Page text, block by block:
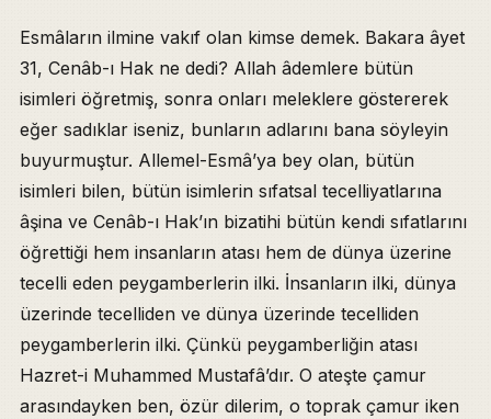
Esmâların ilmine vakıf olan kimse demek. Bakara âyet
31, Cenâb-ı Hak ne dedi? Allah âdemlere bütün
isimleri öğretmiş, sonra onları meleklere göstererek
eğer sadıklar iseniz, bunların adlarını bana söyleyin
buyurmuştur. Allemel-Esmâ’ya bey olan, bütün
isimleri bilen, bütün isimlerin sıfatsal tecelliyatlarına
âşina ve Cenâb-ı Hak’ın bizatihi bütün kendi sıfatlarını
öğrettiği hem insanların atası hem de dünya üzerine
tecelli eden peygamberlerin ilki. İnsanların ilki, dünya
üzerinde tecelliden ve dünya üzerinde tecelliden
peygamberlerin ilki. Çünkü peygamberliğin atası
Hazret-i Muhammed Mustafâ’dır. O ateşte çamur
arasındayken ben, özür dilerim, o toprak çamur iken